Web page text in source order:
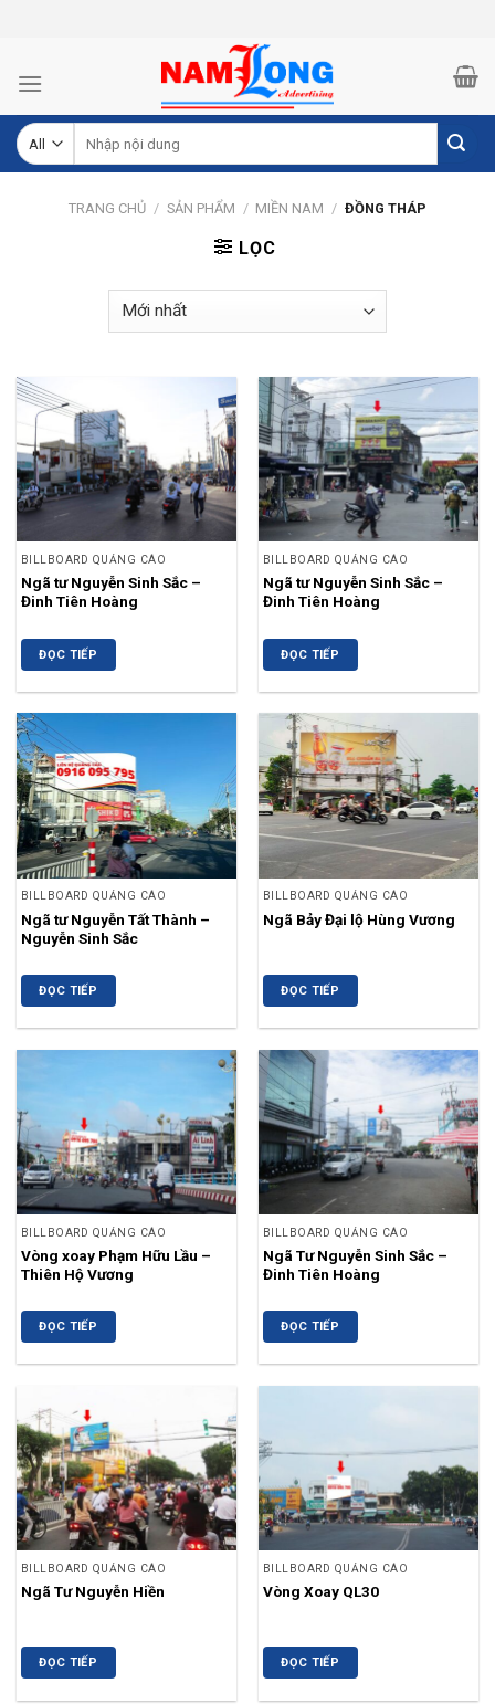
kiếm:
TRANG CHỦ / SẢN PHẨM / MIỀN NAM / ĐỒNG THÁP
LỌC
BILLBOARD QUẢNG CÁO
Ngã tư Nguyễn Sinh Sắc –
Đinh Tiên Hoàng
ĐỌC TIẾP
BILLBOARD QUẢNG CÁO
Ngã tư Nguyễn Sinh Sắc –
Đinh Tiên Hoàng
ĐỌC TIẾP
BILLBOARD QUẢNG CÁO
Ngã tư Nguyễn Tất Thành –
Nguyễn Sinh Sắc
ĐỌC TIẾP
BILLBOARD QUẢNG CÁO
Ngã Bảy Đại lộ Hùng Vương
ĐỌC TIẾP
BILLBOARD QUẢNG CÁO
Vòng xoay Phạm Hữu Lầu –
Thiên Hộ Vương
ĐỌC TIẾP
BILLBOARD QUẢNG CÁO
Ngã Tư Nguyễn Sinh Sắc –
Đinh Tiên Hoàng
ĐỌC TIẾP
BILLBOARD QUẢNG CÁO
Ngã Tư Nguyễn Hiền
ĐỌC TIẾP
BILLBOARD QUẢNG CÁO
Vòng Xoay QL30
ĐỌC TIẾP